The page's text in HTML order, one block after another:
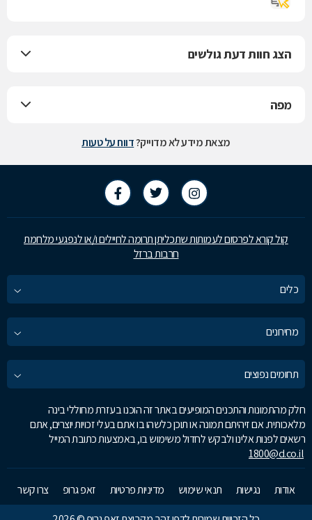
הצג חוות דעת גולשים
מפה
מצאת מידע לא מדוייק?דווח על טעות
קול קורא לפרסום לעמותות שתכליתן תרומה לחיילים ו/או לנפגעי מלחמת
חרבות ברזל
כלים
מחירונים
תחומים נפוצים
חלק מהתמונות והתכנים המופיעים באתר זה הוכנו בעזרת מחוללי בינה
מלאכותית. אם זיהיתם תמונה או תוכן כלשהו בו אתם בעלי זכויות יוצרים, אתם
רשאים לפנות אלינו ולבקש לחדול משימוש בו, באמצעות כתובת המייל
1800@d.co.il
אודות נגישות תנאי שימוש מדיניות פרטיות זאפ גרופ
צרו קשר